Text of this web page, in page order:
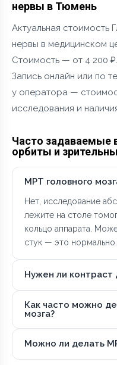
нервы в Тюмень
Актуальная стоимость
нервы в медицинском
Стоимость — от 4 200
Запись онлайн или по
у оператора —
исследования и
Часто задаваемые
орбиты и
МРТ головного
Нет, исследование
лежите на столе
кольцо аппарата.
стук — это нормально.
Нужен ли контраст
Как часто можно
мозга?
Можно ли делать